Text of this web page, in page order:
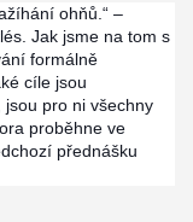
ohňů.“ –
Jak jsme na tom s
formálně
cíle jsou
pro ni všechny
proběhne ve
přednášku